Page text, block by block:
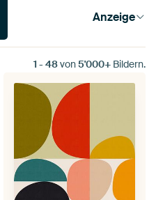
Anzeige
1 - 48von5'000+ Bildern.